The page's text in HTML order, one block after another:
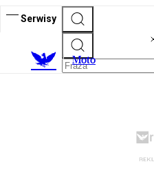
Serwisy
Moto